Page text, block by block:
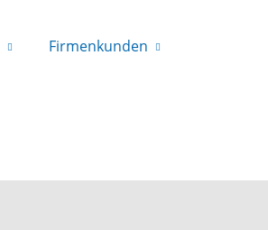
Firmenkunden